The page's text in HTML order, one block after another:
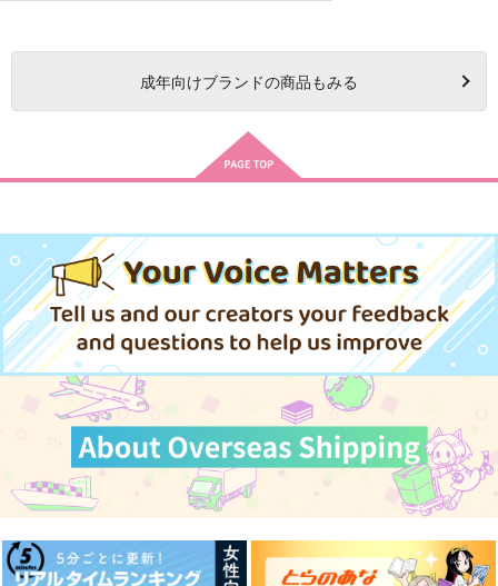
成年向けブランドの商品もみる